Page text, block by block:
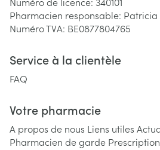
Pharmacien responsable: Patricia
Numéro TVA: BE0877804765
Service à la clientèle
FAQ
Votre pharmacie
A propos de nous Liens utiles
Pharmacien de garde Prescription